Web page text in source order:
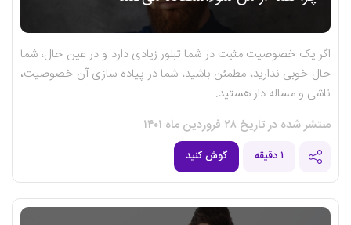
اگر یک خصوصیت مثبت در شما تبلور زیادی دارد و در عین حال، شما
حال خوبی ندارید، مطمئن باشید، شما در پیاده سازی آن خصوصیت،
ناشی و مساله دار هستید.
منتشر شده در تاریخ ۲۸ فروردین ماه ۱۴۰۱
۱ دقیقه گوش کنید